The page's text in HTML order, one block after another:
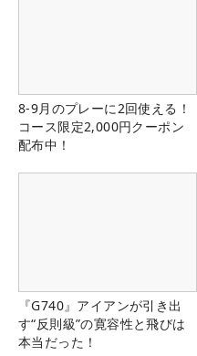
8-9月のプレーに2回使える！
コース限定2,000円クーポン
配布中！
『G740』アイアンが引き出
す“反則級”の寛容性と飛びは
本当だった！